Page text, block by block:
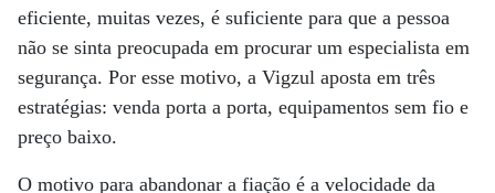
eficiente, muitas vezes, é suficiente para que a pessoa
não se sinta preocupada em procurar um especialista em
segurança. Por esse motivo, a Vigzul aposta em três
estratégias: venda porta a porta, equipamentos sem fio e
preço baixo.
O motivo para abandonar a fiação é a velocidade da